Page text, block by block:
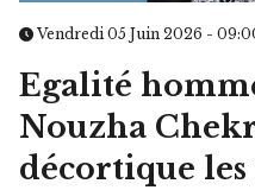
Vendredi 05 Juin 2026 -
Egalité
Nouzha
décortique